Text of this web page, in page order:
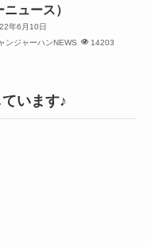
ニュース）
年6月10日
ンジャーハンNEWS
14203
います♪